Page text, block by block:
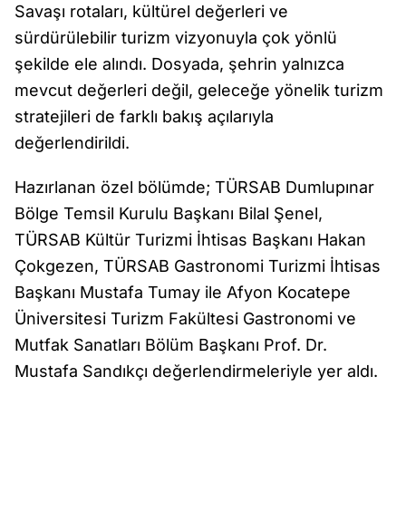
Savaşı rotaları, kültürel değerleri ve
sürdürülebilir turizm vizyonuyla çok yönlü
şekilde ele alındı. Dosyada, şehrin yalnızca
mevcut değerleri değil, geleceğe yönelik turizm
stratejileri de farklı bakış açılarıyla
değerlendirildi.
Hazırlanan özel bölümde; TÜRSAB Dumlupınar
Bölge Temsil Kurulu Başkanı Bilal Şenel,
TÜRSAB Kültür Turizmi İhtisas Başkanı Hakan
Çokgezen, TÜRSAB Gastronomi Turizmi İhtisas
Başkanı Mustafa Tumay ile Afyon Kocatepe
Üniversitesi Turizm Fakültesi Gastronomi ve
Mutfak Sanatları Bölüm Başkanı Prof. Dr.
Mustafa Sandıkçı değerlendirmeleriyle yer aldı.